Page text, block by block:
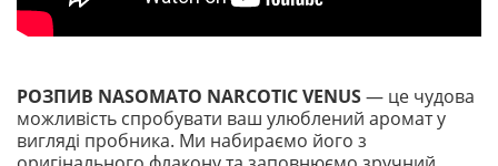
РОЗПИВ NASOMATO NARCOTIC VENUS— це чудова
можливість спробувати ваш улюблений аромат у
вигляді пробника. Ми набираємо його з